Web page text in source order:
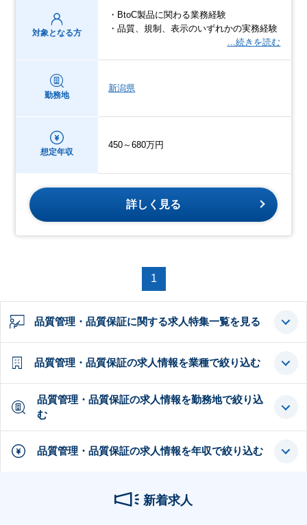
対象となる方
・BtoC製品に関わる業務経験
・品質、規制、表示のいずれかの実務経験
…続きを読む
勤務地
新潟県
想定年収
450～680万円
詳しく見る
1
品質管理・品質保証に関する求人特集一覧を見る
品質管理・品質保証の求人情報を業種で絞り込む
品質管理・品質保証の求人情報を勤務地で絞り込
む
品質管理・品質保証の求人情報を年収で絞り込む
新着求人